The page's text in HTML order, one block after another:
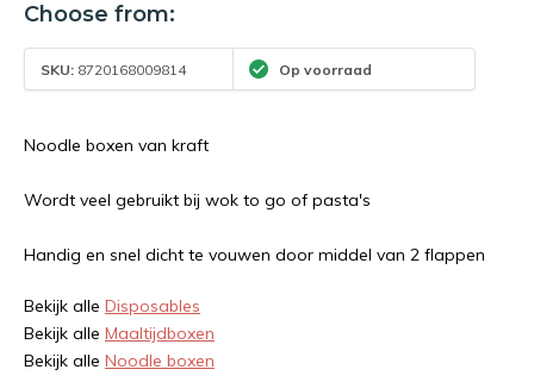
Choose from:
SKU: 8720168009814 Op voorraad
Noodle boxen van kraft
Wordt veel gebruikt bij wok to go of pasta's
Handig en snel dicht te vouwen door middel van 2 flappen
Bekijk alle Disposables
Bekijk alle Maaltijdboxen
Bekijk alle Noodle boxen